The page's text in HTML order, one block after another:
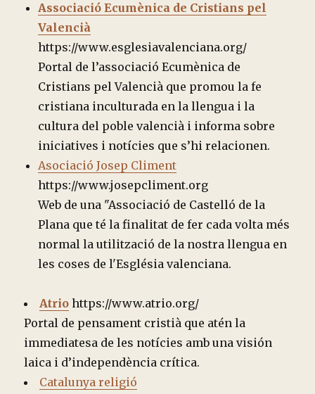
Associació Ecumènica de Cristians pel
Valencià
https://www.esglesiavalenciana.org/
Portal de l’associació Ecumènica de
Cristians pel Valencià que promou la fe
cristiana inculturada en la llengua i la
cultura del poble valencià i informa sobre
iniciatives i notícies que s’hi relacionen.
Asociació Josep Climent
https://www.josepcliment.org
Web de una "Associació de Castelló de la
Plana que té la finalitat de fer cada volta més
normal la utilització de la nostra llengua en
les coses de l'Església valenciana.
Atrio https://www.atrio.org/
Portal de pensament cristià que atén la
immediatesa de les notícies amb una visión
laica i d’independència crítica.
Catalunya religió